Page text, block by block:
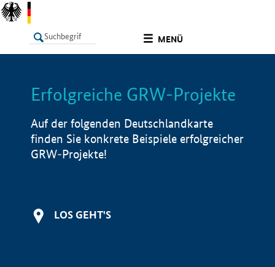
MENÜ
LISTE Info
Erfolgreiche GRW-Projekte
Auf der folgenden Deutschlandkarte
finden Sie konkrete Beispiele erfolgreicher
GRW-Projekte!
LOS GEHT'S